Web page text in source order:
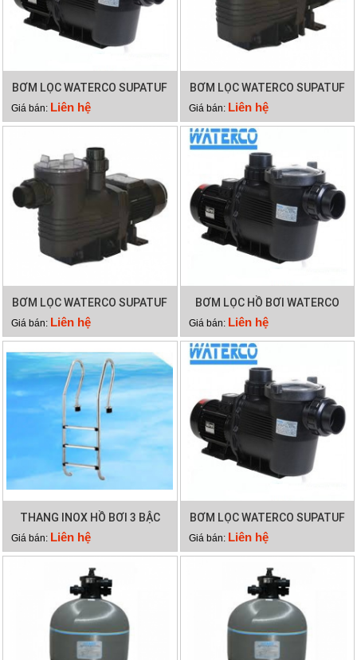
BƠM LỌC WATERCO SUPATUF
250
Giá bán: Liên hệ
BƠM LỌC WATERCO SUPATUF
200
Giá bán: Liên hệ
BƠM LỌC WATERCO SUPATUF
150
Giá bán: Liên hệ
BƠM LỌC HỒ BƠI WATERCO
SUPATUF
Giá bán: Liên hệ
THANG INOX HỒ BƠI 3 BẬC
Giá bán: Liên hệ
BƠM LỌC WATERCO SUPATUF
100
Giá bán: Liên hệ